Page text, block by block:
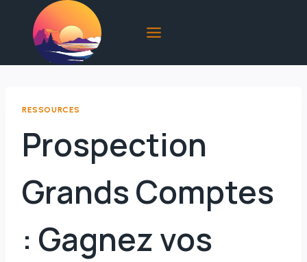
contenu
RESSOURCES
Prospection
Grands Comptes
: Gagnez vos